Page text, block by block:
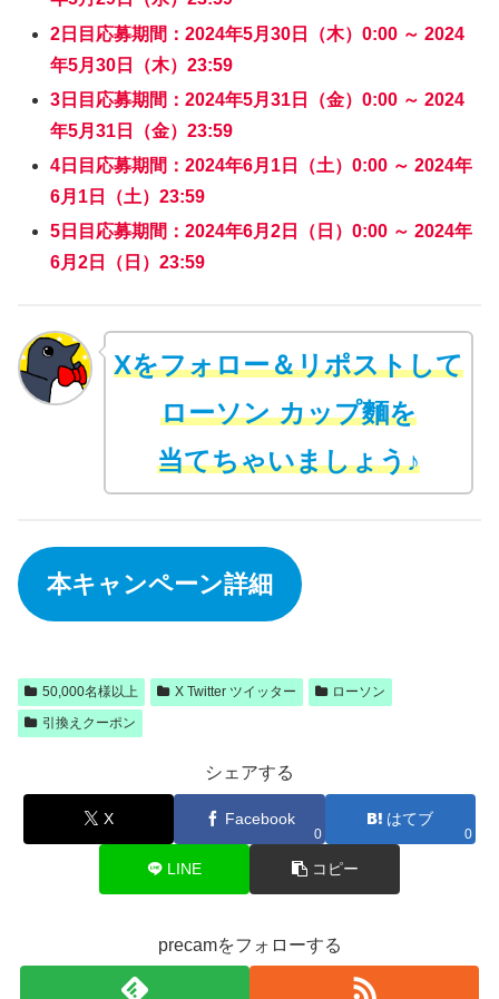
2日目応募期間：2024年5月30日（木）0:00 ～ 2024
年5月30日（木）23:59
3日目応募期間：2024年5月31日（金）0:00 ～ 2024
年5月31日（金）23:59
4日目応募期間：2024年6月1日（土）0:00 ～ 2024年
6月1日（土）23:59
5日目応募期間：2024年6月2日（日）0:00 ～ 2024年
6月2日（日）23:59
Xをフォロー＆リポストして
ローソン カップ麵を
当てちゃいましょう♪
本キャンペーン詳細
50,000名様以上 X Twitter ツイッター
ローソン
引換えクーポン
シェアする
X Facebook
0
はてブ
0
LINE コピー
precamをフォローする